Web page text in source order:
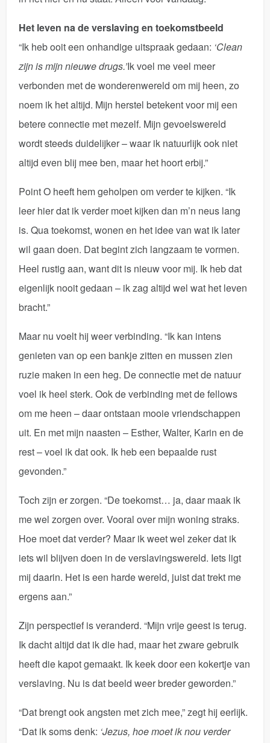
Het leven na de verslaving en toekomstbeeld
“Ik heb ooit een onhandige uitspraak gedaan: ‘Clean
zijn is mijn nieuwe drugs.’Ik voel me veel meer
verbonden met de wonderenwereld om mij heen, zo
noem ik het altijd. Mijn herstel betekent voor mij een
betere connectie met mezelf. Mijn gevoelswereld
wordt steeds duidelijker – waar ik natuurlijk ook niet
altijd even blij mee ben, maar het hoort erbij.”
Point O heeft hem geholpen om verder te kijken. “Ik
leer hier dat ik verder moet kijken dan m’n neus lang
is. Qua toekomst, wonen en het idee van wat ik later
wil gaan doen. Dat begint zich langzaam te vormen.
Heel rustig aan, want dit is nieuw voor mij. Ik heb dat
eigenlijk nooit gedaan – ik zag altijd wel wat het leven
bracht.”
Maar nu voelt hij weer verbinding. “Ik kan intens
genieten van op een bankje zitten en mussen zien
ruzie maken in een heg. De connectie met de natuur
voel ik heel sterk. Ook de verbinding met de fellows
om me heen – daar ontstaan mooie vriendschappen
uit. En met mijn naasten – Esther, Walter, Karin en de
rest – voel ik dat ook. Ik heb een bepaalde rust
gevonden.”
Toch zijn er zorgen. “De toekomst… ja, daar maak ik
me wel zorgen over. Vooral over mijn woning straks.
Hoe moet dat verder? Maar ik weet wel zeker dat ik
iets wil blijven doen in de verslavingswereld. Iets ligt
mij daarin. Het is een harde wereld, juist dat trekt me
ergens aan.”
Zijn perspectief is veranderd. “Mijn vrije geest is terug.
Ik dacht altijd dat ik die had, maar het zware gebruik
heeft die kapot gemaakt. Ik keek door een kokertje van
verslaving. Nu is dat beeld weer breder geworden.”
“Dat brengt ook angsten met zich mee,” zegt hij eerlijk.
“Dat ik soms denk: ‘Jezus, hoe moet ik nou verder